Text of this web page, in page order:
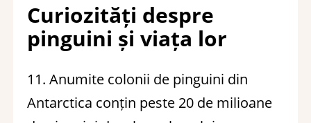
Curiozități despre
pinguini și viața lor
11. Anumite colonii de pinguini din
Antarctica conțin peste 20 de milioane